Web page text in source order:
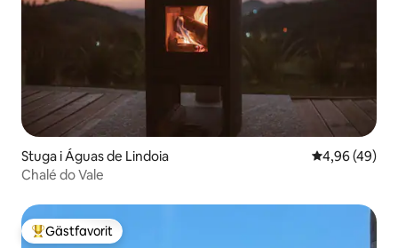
Stuga i Águas de Lindoia 4,96 av 5 i
4,96 (49)
Chalé do Vale
Populär gästfavorit
Gästfavorit